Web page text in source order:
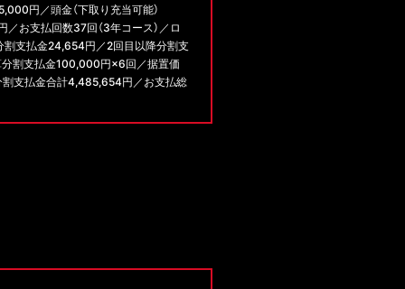
円／頭金（下取り充当可能）
お支払回数37回（3年コース）／ロ
割支払金24,654円／2回目以降分割支
割支払金100,000円×6回／据置価
支払金合計4,485,654円／お支払総